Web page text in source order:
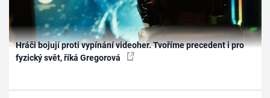
Hráči bojují proti vypínání videoher. Tvoříme precedent i pro
fyzický svět, říká Gregorová